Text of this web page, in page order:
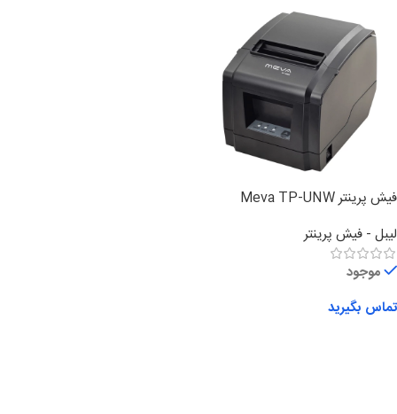
فیش پرینتر Meva TP-UNW
لیبل - فیش پرینتر
موجود
تماس بگیرید